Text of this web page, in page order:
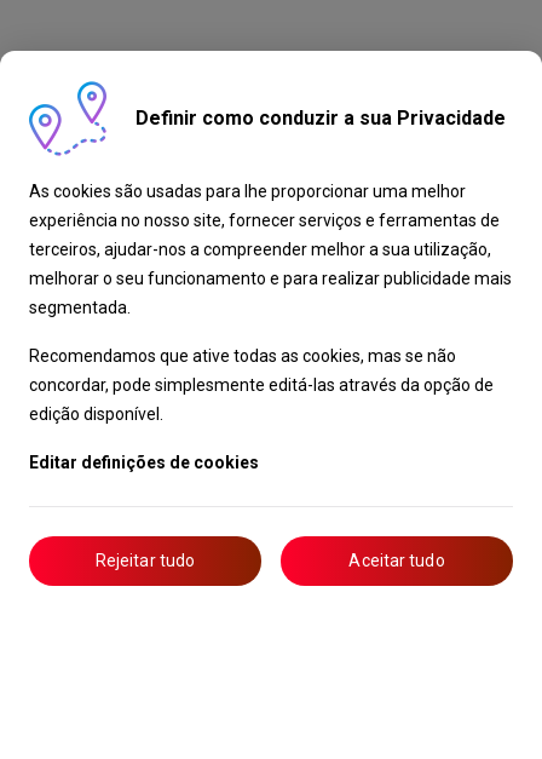
Definir como conduzir a sua Privacidade
As cookies são usadas para lhe proporcionar uma melhor
experiência no nosso site, fornecer serviços e ferramentas de
terceiros, ajudar-nos a compreender melhor a sua utilização,
melhorar o seu funcionamento e para realizar publicidade mais
segmentada.
Recomendamos que ative todas as cookies, mas se não
concordar, pode simplesmente editá-las através da opção de
edição disponível.
Editar definições de cookies
Rejeitar tudo Aceitar tudo